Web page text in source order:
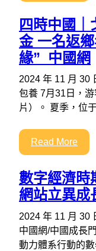
四時中國
金 一名返
緣”_中國網
2024 年 11 月 30
包養 7月31日，
片）。 夏季，位
Read More
數字經濟時
網站立異成
2024 年 11 月 30
中國網/中國成長
動力體系行動的